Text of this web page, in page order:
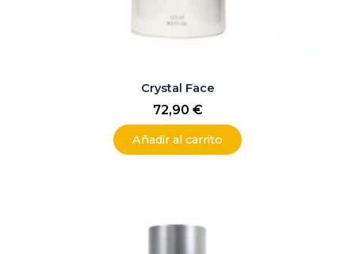
Crystal Face
72,90 €
Añadir al carrito